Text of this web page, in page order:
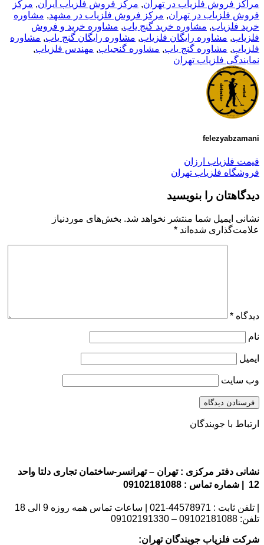
مراکز فروش فلزیاب در تهران, مرکز فروش فلزیاب ایران, مرکز
فروش فلزیاب در تهران, مرکز فروش فلزیاب در مشهد, مشاوره
خرید فلزیاب, مشاوره خرید گنج یاب, مشاوره خرید و فروش
فلزیاب, مشاوره رایگان فلزیاب, مشاوره رایگان گنج یاب, مشاوره
فلزیاب, مشاوره گنج یاب, مشاوره گنجیاب, مهندس فلزیاب,
نمایندگی فلزیاب تهران
felezyabzamani
قیمت فلزیاب ارزان
فروشگاه فلزیاب تهران
دیدگاهتان را بنویسید
نشانی ایمیل شما منتشر نخواهد شد. بخش‌های موردنیاز
علامت‌گذاری شده‌اند *
دیدگاه *
نام
ایمیل
وب‌ سایت
ارتباط با جویندگان
نشانی دفتر مرکزی : تهران – تهرانسر-ساختمان تجاری دلتا واحد
12 | شماره تماس : 09102181088
| تلفن ثابت : 44578971-021 | ساعات تماس همه روزه 9 الی 18
تلفن: 09102181088 – 09102191330
شرکت فلزیاب جویندگان تهران: